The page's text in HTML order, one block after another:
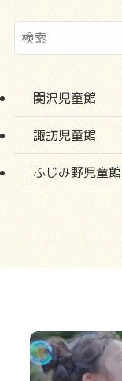
イ
ブ
関沢児童館
諏訪児童館
ふじみ野児童館